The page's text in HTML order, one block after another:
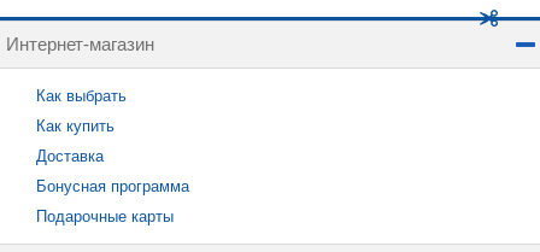
Интернет-магазин
Как выбрать
Как купить
Доставка
Бонусная программа
Подарочные карты